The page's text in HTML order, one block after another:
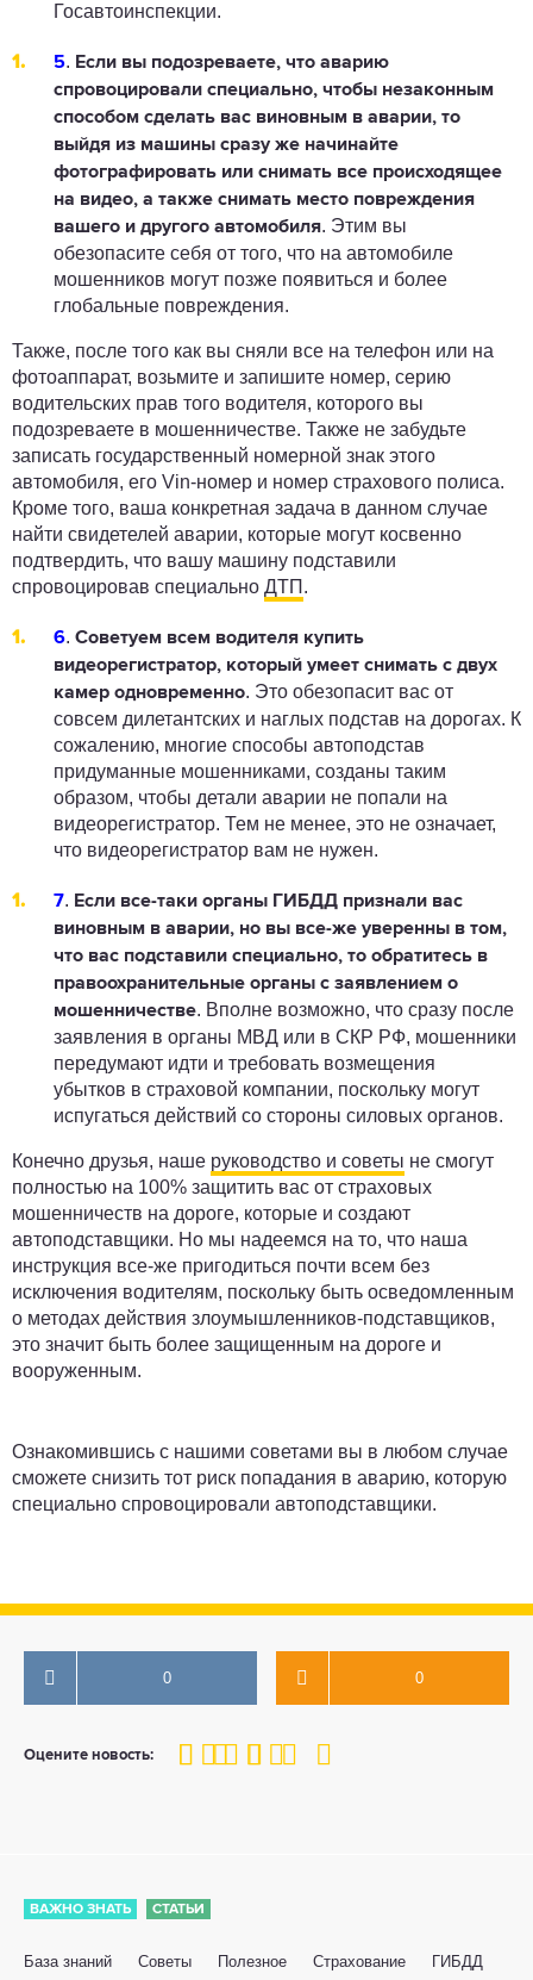
Госавтоинспекции.
5. Если вы подозреваете, что аварию
спровоцировали специально, чтобы незаконным
способом сделать вас виновным в аварии, то
выйдя из машины сразу же начинайте
фотографировать или снимать все происходящее
на видео, а также снимать место повреждения
вашего и другого автомобиля. Этим вы
обезопасите себя от того, что на автомобиле
мошенников могут позже появиться и более
глобальные повреждения.
Также, после того как вы сняли все на телефон или на
фотоаппарат, возьмите и запишите номер, серию
водительских прав того водителя, которого вы
подозреваете в мошенничестве. Также не забудьте
записать государственный номерной знак этого
автомобиля, его Vin-номер и номер страхового полиса.
Кроме того, ваша конкретная задача в данном случае
найти свидетелей аварии, которые могут косвенно
подтвердить, что вашу машину подставили
спровоцировав специально ДТП .
6. Советуем всем водителя купить
видеорегистратор, который умеет снимать с двух
камер одновременно. Это обезопасит вас от
совсем дилетантских и наглых подстав на дорогах. К
сожалению, многие способы автоподстав
придуманные мошенниками, созданы таким
образом, чтобы детали аварии не попали на
видеорегистратор. Тем не менее, это не означает,
что видеорегистратор вам не нужен.
7. Если все-таки органы ГИБДД признали вас
виновным в аварии, но вы все-же уверенны в том,
что вас подставили специально, то обратитесь в
правоохранительные органы с заявлением о
мошенничестве. Вполне возможно, что сразу после
заявления в органы МВД или в СКР РФ, мошенники
передумают идти и требовать возмещения
убытков в страховой компании, поскольку могут
испугаться действий со стороны силовых органов.
Конечно друзья, наше руководство и советы не смогут
полностью на 100% защитить вас от страховых
мошенничеств на дороге, которые и создают
автоподставщики. Но мы надеемся на то, что наша
инструкция все-же пригодиться почти всем без
исключения водителям, поскольку быть осведомленным
о методах действия злоумышленников-подставщиков,
это значит быть более защищенным на дороге и
вооруженным.
Ознакомившись с нашими советами вы в любом случае
сможете снизить тот риск попадания в аварию, которую
специально спровоцировали автоподставщики.
0 0
Оцените новость:
100
1 2 3 4 5
ВАЖНО ЗНАТЬ СТАТЬИ
База знаний Советы Полезное Страхование ГИБДД